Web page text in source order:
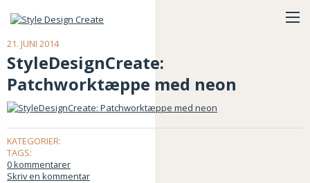
21. JUNI 2014
StyleDesignCreate:
Patchworktæppe med neon
KATEGORIER:
TAGS:
0 kommentarer
Skriv en kommentar